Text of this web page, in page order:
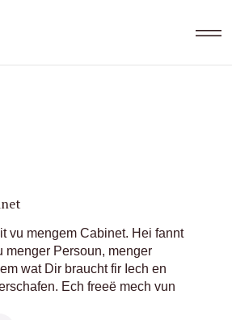
vu mengem Cabinet. Hei fannt
menger Persoun, menger
wat Dir braucht fir Iech en
Ech freeë mech vun